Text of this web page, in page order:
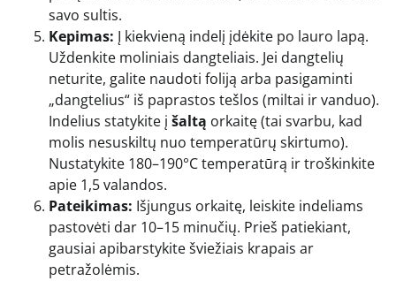
savo sultis.
Kepimas: Į kiekvieną indelį įdėkite po lauro lapą.
Uždenkite moliniais dangteliais. Jei dangtelių
neturite, galite naudoti foliją arba pasigaminti
„dangtelius“ iš paprastos tešlos (miltai ir vanduo).
Indelius statykite į šaltą orkaitę (tai svarbu, kad
molis nesuskiltų nuo temperatūrų skirtumo).
Nustatykite 180–190°C temperatūrą ir troškinkite
apie 1,5 valandos.
Pateikimas: Išjungus orkaitę, leiskite indeliams
pastovėti dar 10–15 minučių. Prieš patiekiant,
gausiai apibarstykite šviežiais krapais ar
petražolėmis.